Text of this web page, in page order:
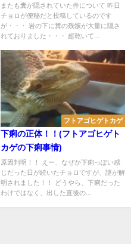
またも糞が隠されていた件について 昨日
チョロが便秘だと投稿しているのです
が・・・ 岩の下に糞の残骸が大量に隠さ
れておりました・・・ 超乾いて...
フトアゴヒゲトカゲ
下痢の正体！！(フトアゴヒゲト
カゲの下痢事情)
原因判明！！ えー、なぜか下痢っぽい感
じだった日が続いたチョロですが、謎が解
明されました！！ どうやら、下痢だった
わけではなく、出した直後の...